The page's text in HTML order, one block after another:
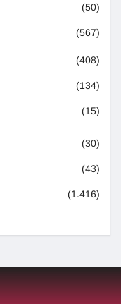
(50)
(567)
(408)
(134)
(15)
(30)
(43)
(1.416)